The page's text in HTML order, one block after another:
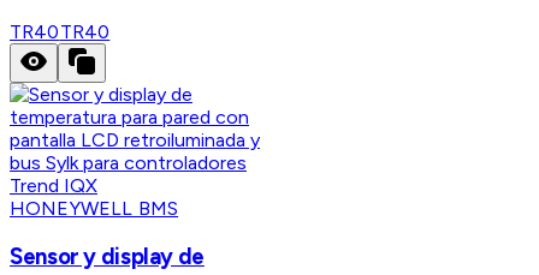
TR40TR40
HONEYWELL BMS
Sensor y display de